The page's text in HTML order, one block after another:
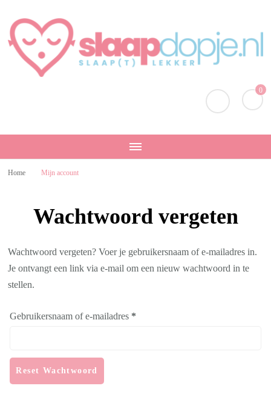
0
Home Mijn account
Wachtwoord vergeten
Wachtwoord vergeten? Voer je gebruikersnaam of e-mailadres in.
Je ontvangt een link via e-mail om een nieuw wachtwoord in te
stellen.
Gebruikersnaam of e-mailadres *
Reset Wachtwoord